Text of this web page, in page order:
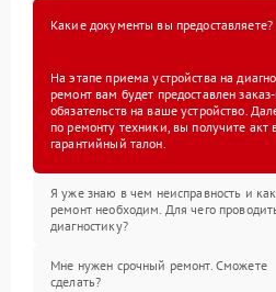
Какие документы вы предоставляете?
На этапе приема устройства на
ремонт вам будет предоставлен
обязательств на ваше устройство.
по ремонту техники, вы получите акт
гарантийный талон.
Я уже знаю в чем неисправность и
ремонт необходим. Для чего
диагностику?
Мне нужен срочный ремонт. Сможете
сделать?